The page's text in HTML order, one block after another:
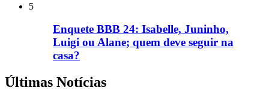
5
Enquete BBB 24: Isabelle, Juninho,
Luigi ou Alane; quem deve seguir na
casa?
Últimas Notícias